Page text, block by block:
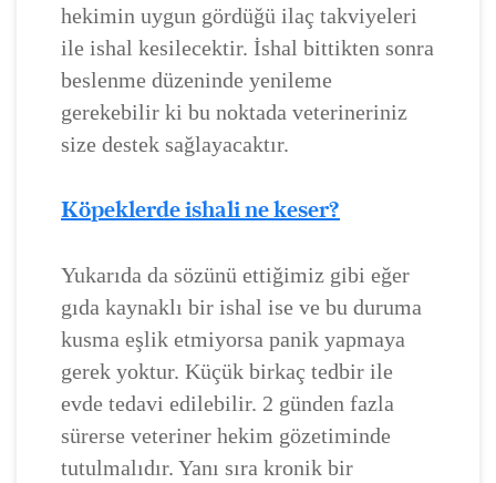
hekimin uygun gördüğü ilaç takviyeleri
ile ishal kesilecektir. İshal bittikten sonra
beslenme düzeninde yenileme
gerekebilir ki bu noktada veterineriniz
size destek sağlayacaktır.
Köpeklerde ishali ne keser?
Yukarıda da sözünü ettiğimiz gibi eğer
gıda kaynaklı bir ishal ise ve bu duruma
kusma eşlik etmiyorsa panik yapmaya
gerek yoktur. Küçük birkaç tedbir ile
evde tedavi edilebilir. 2 günden fazla
sürerse veteriner hekim gözetiminde
tutulmalıdır. Yanı sıra kronik bir